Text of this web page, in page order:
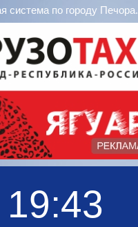
система по городу Печора.
19:43